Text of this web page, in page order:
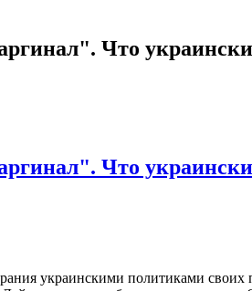
Что
Что
украинскими политиками своих